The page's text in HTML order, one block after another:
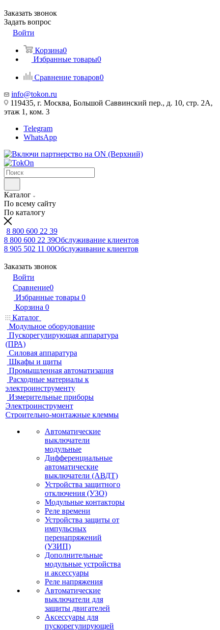
Заказать звонок
Задать вопрос
Войти
Корзина0
Избранные товары0
Сравнение товаров0
info@tokon.ru
119435, г. Москва, Большой Саввинский пер., д. 10, стр. 2А,
этаж 1, ком. 3
Telegram
WhatsApp
Каталог
По всему сайту
По каталогу
8 800 600 22 39
8 800 600 22 39Обслуживание клиентов
8 905 502 11 00Обслуживание клиентов
Заказать звонок
Войти
Сравнение0
Избранные товары 0
Корзина 0
Каталог
Модульное оборудование
Пускорегулирующая аппаратура
(ПРА)
Силовая аппаратура
Шкафы и щиты
Промышленная автоматизация
Расходные материалы к
электроинструменту
Измерительные приборы
Электроинструмент
Строительно-монтажные клеммы
Автоматические
выключатели
модульные
Дифференциальные
автоматические
выключатели (АВДТ)
Устройства защитного
отключения (УЗО)
Модульные контакторы
Реле времени
Устройства защиты от
импульсных
перенапряжений
(УЗИП)
Дополнительные
модульные устройства
и аксессуары
Реле напряжения
Автоматические
выключатели для
защиты двигателей
Аксессуары для
пускорегулирующей